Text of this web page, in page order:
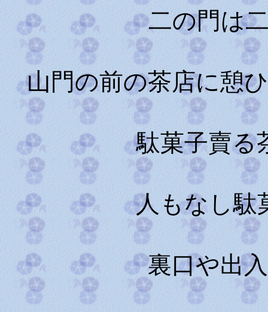
二の門は
山門の前の茶店に憩
駄菓子賣る
人もなし駄
裏口や出